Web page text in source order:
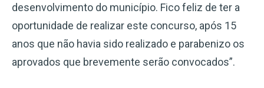
desenvolvimento do município. Fico feliz de ter a
oportunidade de realizar este concurso, após 15
anos que não havia sido realizado e parabenizo os
aprovados que brevemente serão convocados”.